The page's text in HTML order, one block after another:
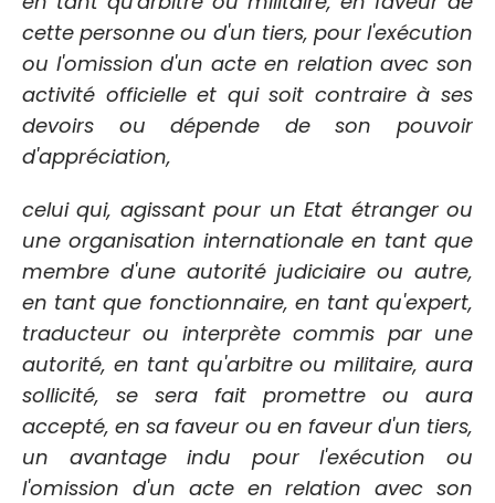
cette personne ou d'un tiers, pour l'exécution
ou l'omission d'un acte en relation avec son
activité officielle et qui soit contraire à ses
devoirs ou dépende de son pouvoir
d'appréciation,
celui qui, agissant pour un Etat étranger ou
une organisation internationale en tant que
membre d'une autorité judiciaire ou autre,
en tant que fonctionnaire, en tant qu'expert,
traducteur ou interprète commis par une
autorité, en tant qu'arbitre ou militaire, aura
sollicité, se sera fait promettre ou aura
accepté, en sa faveur ou en faveur d'un tiers,
un avantage indu pour l'exécution ou
l'omission d'un acte en relation avec son